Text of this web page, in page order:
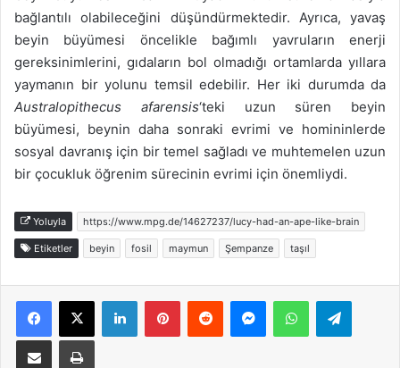
bağlantılı olabileceğini düşündürmektedir. Ayrıca, yavaş
beyin büyümesi öncelikle bağımlı yavruların enerji
gereksinimlerini, gıdaların bol olmadığı ortamlarda yıllara
yaymanın bir yolunu temsil edebilir. Her iki durumda da
Australopithecus afarensis‘teki uzun süren beyin
büyümesi, beynin daha sonraki evrimi ve homininlerde
sosyal davranış için bir temel sağladı ve muhtemelen uzun
bir çocukluk öğrenim sürecinin evrimi için önemliydi.
Yoluyla https://www.mpg.de/14627237/lucy-had-an-ape-like-brain
Etiketler beyin fosil maymun Şempanze taşıl
Facebook
X LinkedInPinterestReddit MessengerWhatsApp
E-Posta ile paylaş Yazdır